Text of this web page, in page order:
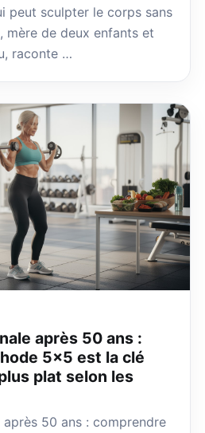
peut sculpter le corps sans
mère de deux enfants et
raconte …
après 50 ans :
5×5 est la clé
plat selon les
après 50 ans : comprendre